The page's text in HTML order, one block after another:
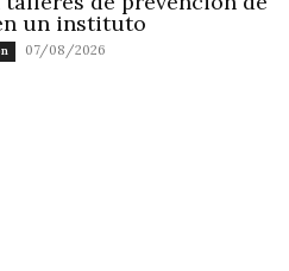
un instituto
07/08/2026